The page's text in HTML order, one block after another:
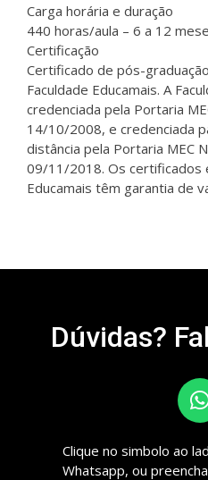
Carga horária e duração
440 horas/aula – 6 a 12
Certificação
Certificado de pós-
Faculdade Educamais. A
credenciada pela Portaria
14/10/2008, e credenciada
distância pela Portaria MEC
09/11/2018. Os certificados
Educamais têm garantia de
Dúvidas?
Clique no simbolo ao
Whatsapp, ou